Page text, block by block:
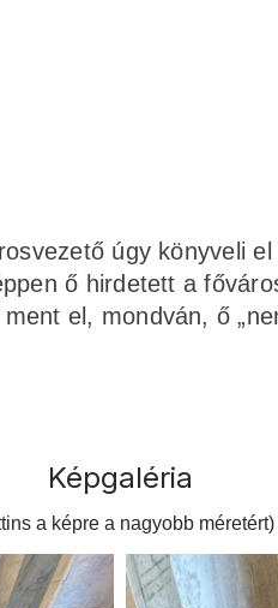
úgy könyveli
ő hirdetett a
el, mondván, ő
Képgaléria
a képre a nagyobb méretért)